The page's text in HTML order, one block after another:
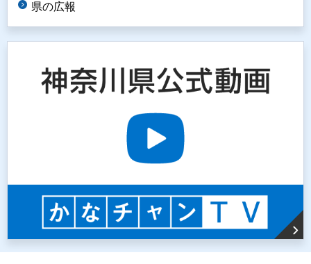
県の広報